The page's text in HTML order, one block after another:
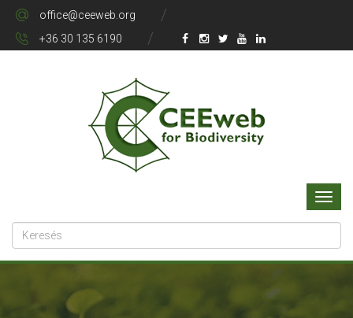
office@ceeweb.org
+36 30 135 6190